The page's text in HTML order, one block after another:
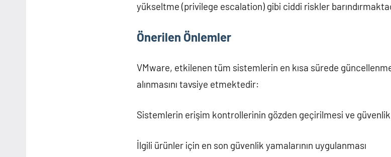
yükseltme (privilege escalation) gibi ciddi riskler
Önerilen Önlemler
VMware, etkilenen tüm sistemlerin en kısa sürede
alınmasını tavsiye etmektedir:
Sistemlerin erişim kontrollerinin gözden geçirilmesi ve güvenlik
İlgili ürünler için en son güvenlik yamalarının uygulanması